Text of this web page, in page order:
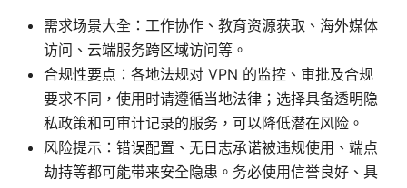
需求场景大全：工作协作、教育资源获取、海外媒体
访问、云端服务跨区域访问等。
合规性要点：各地法规对 VPN 的监控、审批及合规
要求不同，使用时请遵循当地法律；选择具备透明隐
私政策和可审计记录的服务，可以降低潜在风险。
风险提示：错误配置、无日志承诺被违规使用、端点
劫持等都可能带来安全隐患。务必使用信誉良好、具